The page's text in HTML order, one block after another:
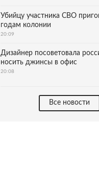
Убийцу участника СВО
годам колонии
20:09
Дизайнер посоветовала
носить джинсы в офис
20:08
Все новости